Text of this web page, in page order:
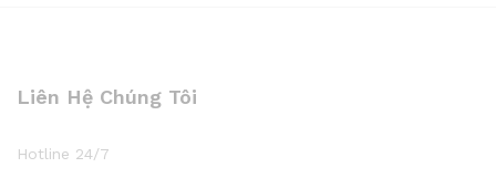
Liên Hệ Chúng Tôi
Hotline 24/7